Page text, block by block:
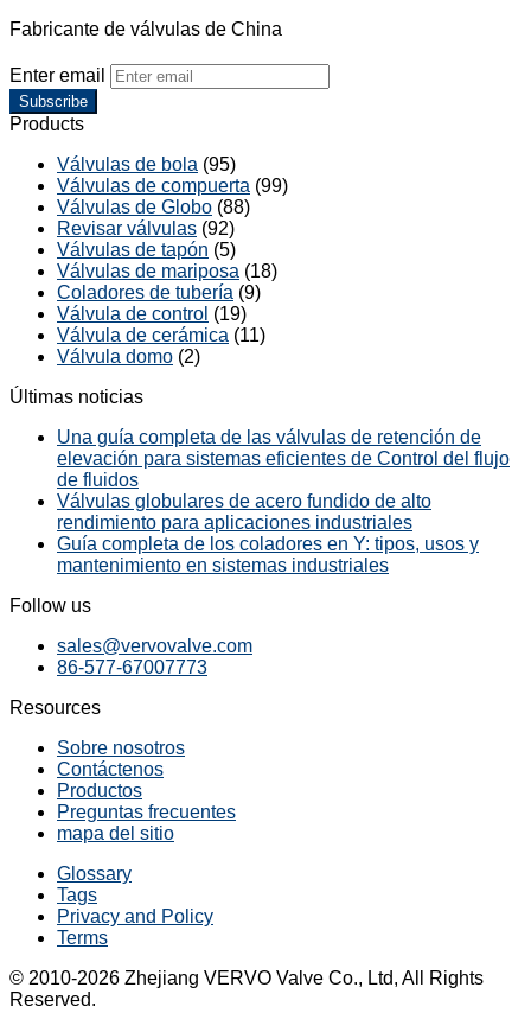
Fabricante de válvulas de China
Enter email
Subscribe
Products
Válvulas de bola (95)
Válvulas de compuerta (99)
Válvulas de Globo (88)
Revisar válvulas (92)
Válvulas de tapón (5)
Válvulas de mariposa (18)
Coladores de tubería (9)
Válvula de control (19)
Válvula de cerámica (11)
Válvula domo (2)
Últimas noticias
Una guía completa de las válvulas de retención de
elevación para sistemas eficientes de Control del flujo
de fluidos
Válvulas globulares de acero fundido de alto
rendimiento para aplicaciones industriales
Guía completa de los coladores en Y: tipos, usos y
mantenimiento en sistemas industriales
Follow us
sales@vervovalve.com
86-577-67007773
Resources
Sobre nosotros
Contáctenos
Productos
Preguntas frecuentes
mapa del sitio
Glossary
Tags
Privacy and Policy
Terms
© 2010-2026 Zhejiang VERVO Valve Co., Ltd, All Rights
Reserved.